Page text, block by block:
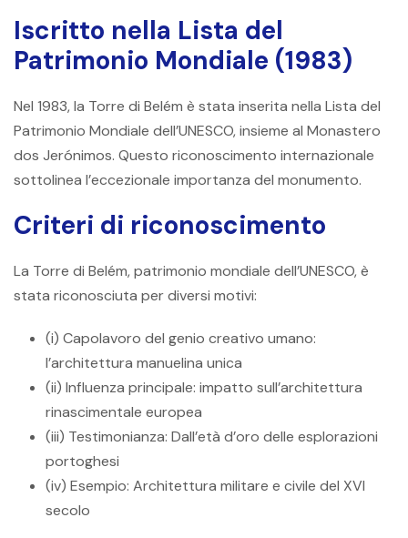
Iscritto nella Lista del
Patrimonio Mondiale (1983)
Nel 1983, la Torre di Belém è stata inserita nella Lista del
Patrimonio Mondiale dell’UNESCO, insieme al Monastero
dos Jerónimos. Questo riconoscimento internazionale
sottolinea l’eccezionale importanza del monumento.
Criteri di riconoscimento
La Torre di Belém, patrimonio mondiale dell’UNESCO, è
stata riconosciuta per diversi motivi:
(i) Capolavoro del genio creativo umano:
l’architettura manuelina unica
(ii) Influenza principale: impatto sull’architettura
rinascimentale europea
(iii) Testimonianza: Dall’età d’oro delle esplorazioni
portoghesi
(iv) Esempio: Architettura militare e civile del XVI
secolo